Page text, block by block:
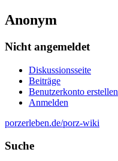
Anonym
Nicht angemeldet
Diskussionsseite
Beiträge
Benutzerkonto erstellen
Anmelden
porzerleben.de/porz-wiki
Suche